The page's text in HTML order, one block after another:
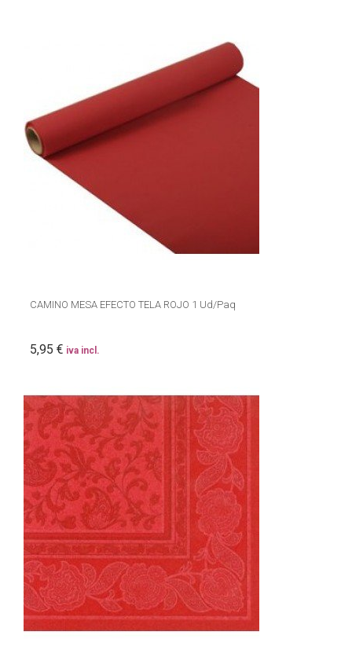
CAMINO MESA EFECTO TELA ROJO 1 Ud/Paq
5,95 € iva incl.